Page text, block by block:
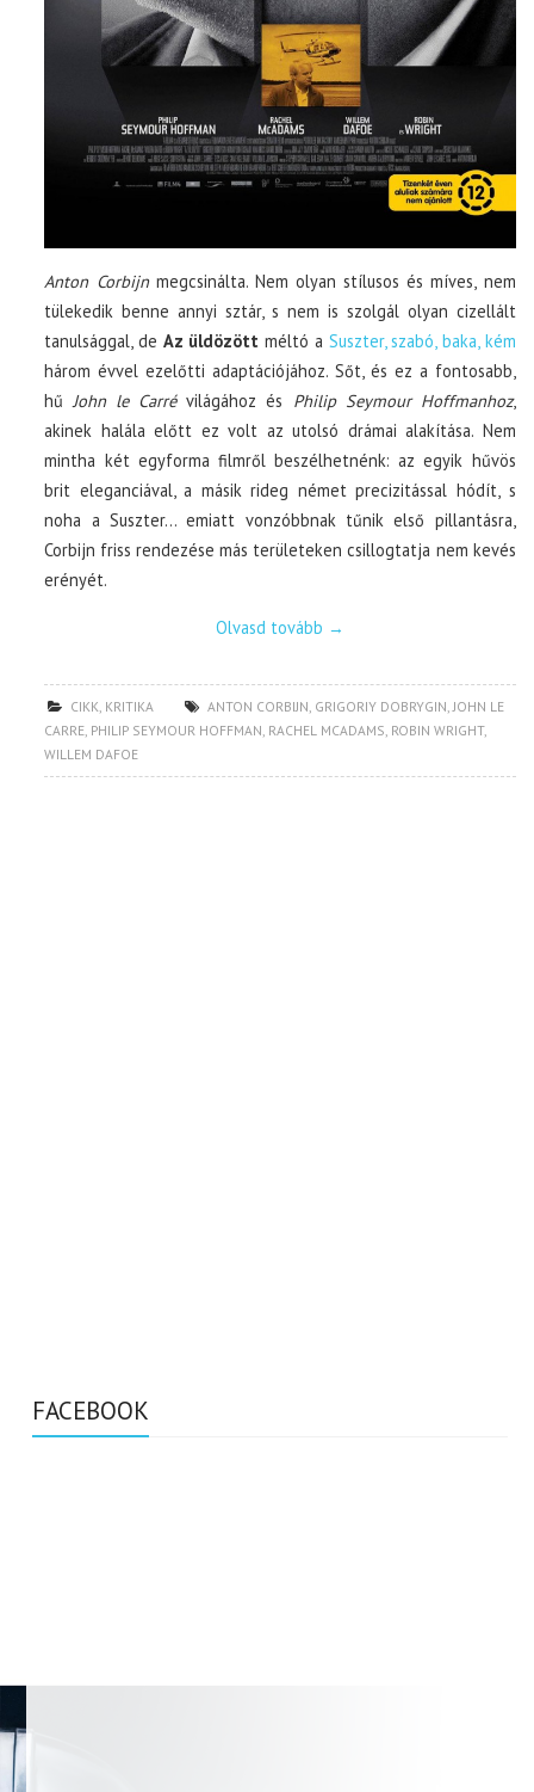
Anton Corbijnmegcsinálta. Nem olyan stílusos és míves, nem
tülekedik benne annyi sztár, s nem is szolgál olyan cizellált
tanulsággal, de Az üldözött méltó a Suszter, szabó, baka, kém
három évvel ezelőtti adaptációjához. Sőt, és ez a fontosabb,
hűJohn le Carrévilágához és Philip Seymour Hoffmanhoz,
akinek halála előtt ez volt az utolsó drámai alakítása. Nem
mintha két egyforma filmről beszélhetnénk: az egyik hűvös
brit eleganciával, a másik rideg német precizitással hódít, s
noha a Suszter… emiatt vonzóbbnak tűnik első pillantásra,
Corbijn friss rendezése más területeken csillogtatja nem kevés
erényét.
Olvasd tovább →
CIKK KRITIKA ANTON CORBIJN GRIGORIY DOBRYGIN JOHN LE
CARRE PHILIP SEYMOUR HOFFMAN RACHEL MCADAMS ROBIN WRIGHT,
WILLEM DAFOE
FACEBOOK